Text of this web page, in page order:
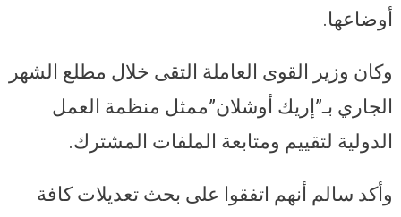
أوضاعها.
وكان وزير القوى العاملة التقى خلال مطلع الشهر
الجاري بـ”إريك أوشلان”ممثل منظمة العمل
الدولية لتقييم ومتابعة الملفات المشترك.
وأكد سالم أنهم اتفقوا على بحث تعديلات كافة